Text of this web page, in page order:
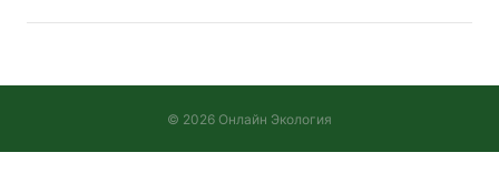
© 2026 Онлайн Экология